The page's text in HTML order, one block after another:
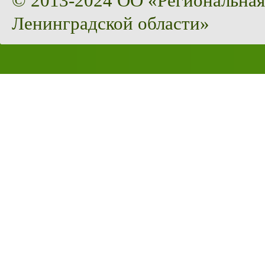
Ленинградской области»